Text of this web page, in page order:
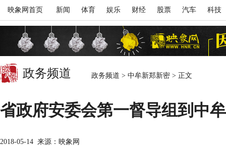
映象网首页 新闻 体育 娱乐 财经 股票 汽车 科技
政务频道 政务频道 > 中牟新郑新密 > 正文
省政府安委会第一督导组到中
2018-05-14 来源：映象网